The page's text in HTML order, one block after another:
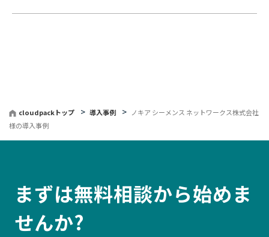
cloudpackトップ 導入事例
ノキア シーメンス ネットワークス株式会社
様の導入事例
まずは無料相談から始めま
せんか?